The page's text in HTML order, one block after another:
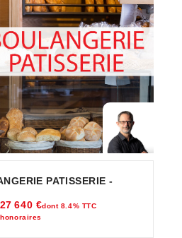
PATISSERIE -
640 €dont 8.4% TTC